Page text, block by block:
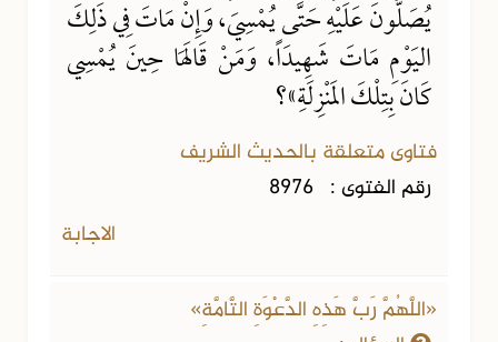
يُصَلُّونَ عَلَيْهِ حَتَّى يُمْسِيَ، وَإِنْ مَاتَ فِي ذَلِكَ
اليَوْمِ مَاتَ شَهِيدَاً، وَمَنْ قَالَهَا حِينَ يُمْسِي
كَانَ بِتِلْكَ المَنْزِلَةِ»؟
فتاوى متعلقة بالحديث الشريف
رقم الفتوى : 8976
الاجابة
«اللَّهُمَّ رَبَّ هَذِهِ الدَّعْوَةِ التَّامَّةِ»